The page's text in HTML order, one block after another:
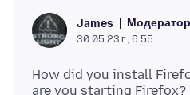
James Модератор
30.05.23 г., 6:55
How did you install